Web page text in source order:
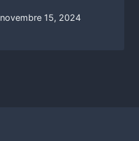
novembre 15, 2024